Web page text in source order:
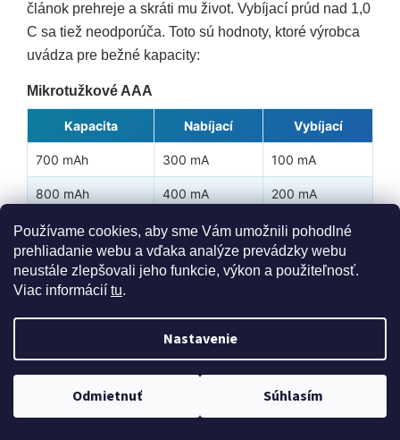
Používame cookies, aby sme Vám umožnili pohodlné
prehliadanie webu a vďaka analýze prevádzky webu
neustále zlepšovali jeho funkcie, výkon a použiteľnosť.
Viac informácií tu.
Nastavenie
Odmietnuť Súhlasím
Doprava zdarma pri nákupe nad 40 eur
článok prehreje a skráti mu život. Vybíjací prúd nad 1,0
C sa tiež neodporúča. Toto sú hodnoty, ktoré výrobca
uvádza pre bežné kapacity:
Mikrotužkové AAA
Kapacita Nabíjací Vybíjací
700 mAh 300 mA 100 mA
800 mAh 400 mA 200 mA
900 mAh 400 mA 200 mA
1000 mAh 500 mA 200 mA
1100 mAh
Tužkové AA
Kapacita Vybíjací